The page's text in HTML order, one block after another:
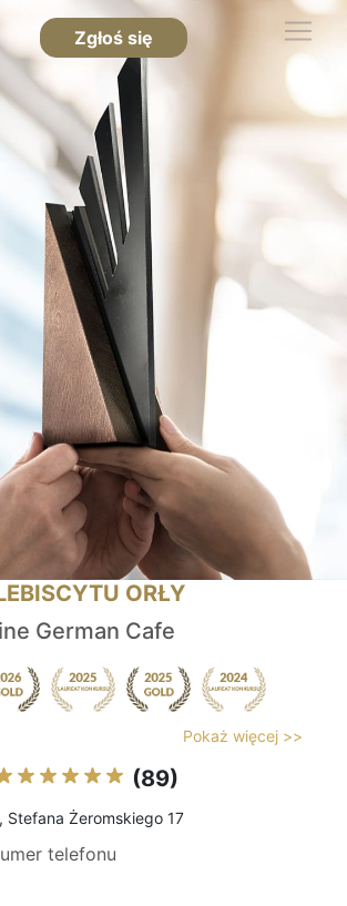
Zgłoś się
ORŁY
German Cafe
Pokaż więcej >>
(89)
Stefana Żeromskiego 17
telefonu